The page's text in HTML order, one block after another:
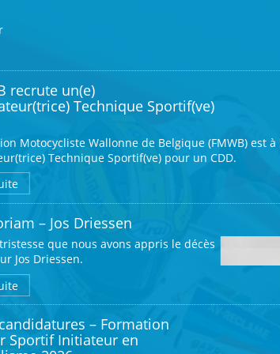
recrute un(e)
Technique Sportif(ve)
Motocycliste Wallonne de Belgique (FMWB) est à
Technique Sportif(ve) pour un CDD.
suivi administratif et sportif des projets fédéraux
des stages, formations et initiations
des projets Jeunes Talents et Women Ride
avec les clubs, moniteurs, sportifs et
des activités fédérales (transport, matériel,
projets de circuits permanents…)
durant la mission
de statuts ADEPS (deadline 30 juin)
de sélection Jeunes Talents MX 2026-2027
ADEPS et gestion du parc motos
d’initiation estivales
– Jos Driessen
tristesse que nous avons appris le décès
Jos Driessen.
– Formation
Sportif Initiateur en